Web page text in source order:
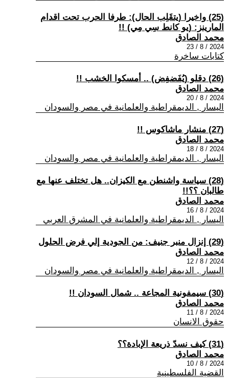
(25) واخيرا (يتقَلِب الحال): طرفا الحرب تحت اقدام
المارينز: (يو كانط سِي مِي) !!
محمد الصادق
2024 / 8 / 23
كتابات ساخرة
(26) دقلو (يُفَضفِض) .. أمسكوا الخشب !!
محمد الصادق
2024 / 8 / 20
اليسار , الديمقراطية والعلمانية في مصر والسودان
(27) منشار ماشاكوس !!
محمد الصادق
2024 / 8 / 18
اليسار , الديمقراطية والعلمانية في مصر والسودان
(28) سياسة واشنطن مع الكيزان.. هل تختلف عنها مع
طالبان ؟؟!!
محمد الصادق
2024 / 8 / 16
اليسار , الديمقراطية والعلمانية في المشرق العربي
(29) إنزال منبر جنيف: من الجودية إلي فرض الحلول
محمد الصادق
2024 / 8 / 12
اليسار , الديمقراطية والعلمانية في مصر والسودان
(30) سيمفونية المجاعة .. شمال السودان !!
محمد الصادق
2024 / 8 / 11
حقوق الانسان
(31) كيف نسدّ ذريعة الإبادة؟؟
محمد الصادق
2024 / 8 / 10
القضية الفلسطينية